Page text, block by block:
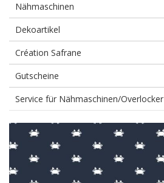
Nähmaschinen
Dekoartikel
Création Safrane
Gutscheine
Service für Nähmaschinen/Overlocker